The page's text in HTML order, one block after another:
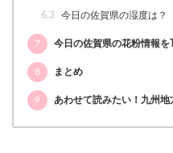
6.3 今日の佐賀県の湿度は？
7 今日の佐賀県の花粉情報を
8 まとめ
9 あわせて読みたい！九州地